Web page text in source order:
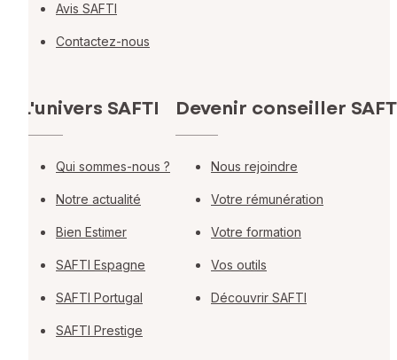
Avis SAFTI
Contactez-nous
L'univers SAFTI
Qui sommes-nous ?
Notre actualité
Bien Estimer
SAFTI Espagne
SAFTI Portugal
SAFTI Prestige
Devenir conseiller
Nous rejoindre
Votre rémunération
Votre formation
Vos outils
Découvrir SAFTI